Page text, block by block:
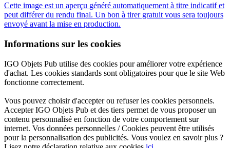
Cette image est un aperçu généré automatiquement à titre indicatif et
peut différer du rendu final. Un bon à tirer gratuit vous sera toujours
envoyé avant la mise en production.
Informations sur les cookies
IGO Objets Pub utilise des cookies pour améliorer votre expérience
d'achat. Les cookies standards sont obligatoires pour que le site Web
fonctionne correctement.
Vous pouvez choisir d'accepter ou refuser les cookies personnels.
Accepter IGO Objets Pub et des tiers permet de vous proposer un
contenu personnalisé en fonction de votre comportement sur
internet. Vos données personnelles / Cookies peuvent être utilisés
pour la personnalisation des publicités. Vous voulez en savoir plus ?